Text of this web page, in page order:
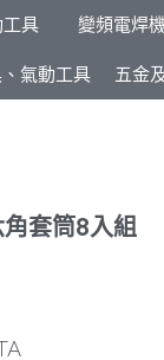
Bosch 其
儀 電動吊車、吊
套筒8入組